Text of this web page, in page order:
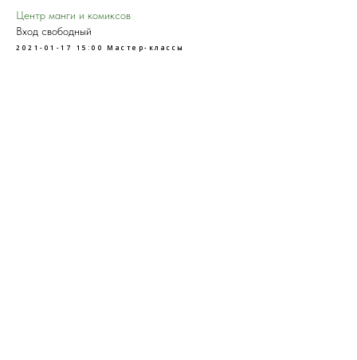
Центр манги и комиксов
Вход свободный
2021-01-17 15:00 Мастер-классы